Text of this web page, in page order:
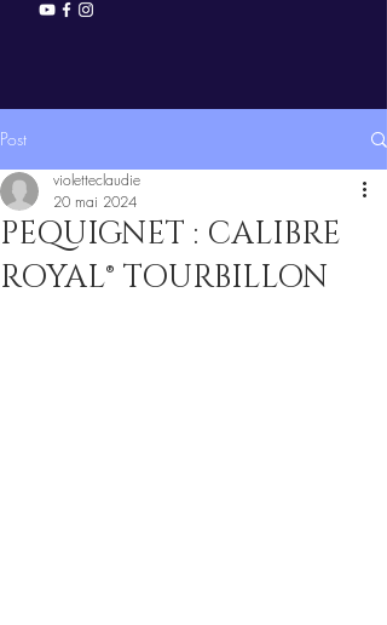
Post
PEQUIGNET : CALIBRE
ROYAL® TOURBILLON
violetteclaudie
20 mai 2024